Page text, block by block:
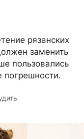
рязанских
заменить
пользовались
погрешности.